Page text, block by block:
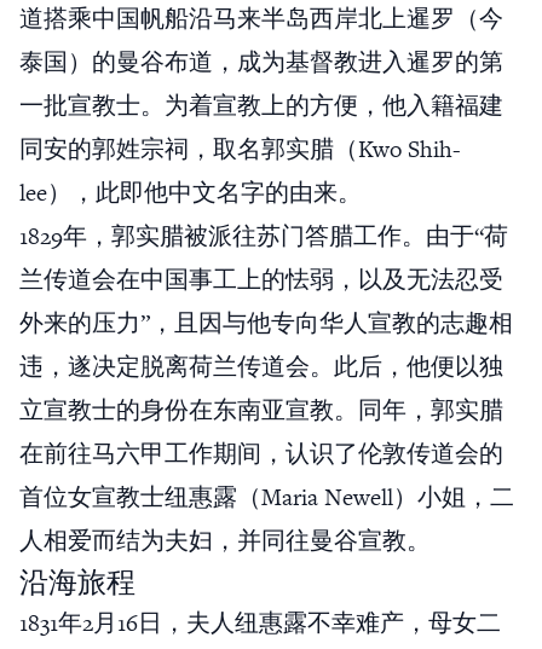
道搭乘中国帆船沿马来半岛西岸北上暹罗（今
泰国）的曼谷布道，成为基督教进入暹罗的第
一批宣教士。为着宣教上的方便，他入籍福建
同安的郭姓宗祠，取名郭实腊（Kwo Shih-
lee），此即他中文名字的由来。
1829年，郭实腊被派往苏门答腊工作。由于“荷
兰传道会在中国事工上的怯弱，以及无法忍受
外来的压力”，且因与他专向华人宣教的志趣相
违，遂决定脱离荷兰传道会。此后，他便以独
立宣教士的身份在东南亚宣教。同年，郭实腊
在前往马六甲工作期间，认识了伦敦传道会的
首位女宣教士纽惠露（Maria Newell）小姐，二
人相爱而结为夫妇，并同往曼谷宣教。
沿海旅程
1831年2月16日，夫人纽惠露不幸难产，母女二